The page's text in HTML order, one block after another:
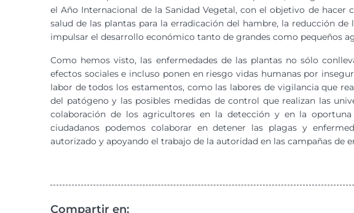
el Año Internacional de la Sanidad Vegetal, con el objetivo de
salud de las plantas para la erradicación del hambre, la reducción
impulsar el desarrollo económico tanto de grandes como pequeños
Como hemos visto, las enfermedades de las plantas no sólo
efectos sociales e incluso ponen en riesgo vidas humanas por
labor de todos los estamentos, como las labores de vigilancia que
del patógeno y las posibles medidas de control que realizan las
colaboración de los agricultores en la detección y en la
ciudadanos podemos colaborar en detener las plagas y
autorizado y apoyando el trabajo de la autoridad en las campañas de
Compartir en: